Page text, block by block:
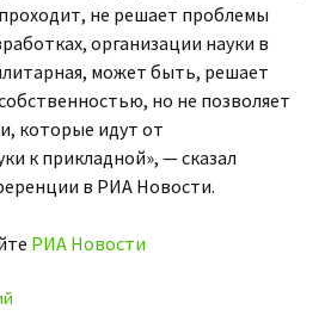
не решает проблемы
организации науки в
может быть, решает
но не позволяет
которые идут от
к прикладной», — сказал
в РИА Новости.
РИА Новости